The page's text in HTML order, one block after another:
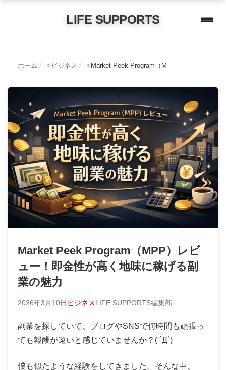
LIFE SUPPORTS
ホーム / ビジネス / Market Peek Program（MPP）レビュー！即
Market Peek Program（MPP）レビ
ュー！即金性が高く地味に稼げる副
業の魅力
2026年3月10日 ビジネスLIFE SUPPORTS編集部
副業を探していて、ブログやSNSで何時間も頑張っ
ても報酬が遠いと感じていませんか？( ´Д`)
僕も似たような経験をしてきました。そんな中、